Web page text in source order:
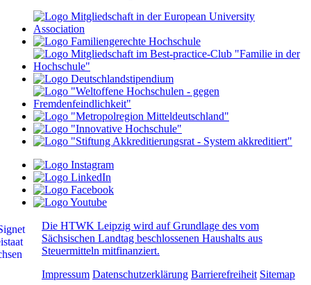
Die HTWK Leipzig wird auf Grundlage des vom
Sächsischen Landtag beschlossenen Haushalts aus
Steuermitteln mitfinanziert.
Impressum Datenschutzerklärung Barrierefreiheit Sitemap